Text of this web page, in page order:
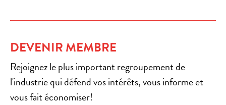
DEVENIR MEMBRE
Rejoignez le plus important regroupement de
l'industrie qui défend vos intérêts, vous informe et
vous fait économiser!